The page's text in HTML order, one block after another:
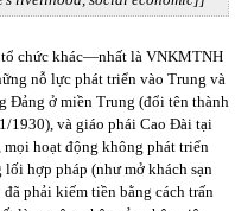
chức khác—nhất là VNKMTNH
nỗ lực phát triển vào Trung và
Đảng ở miền Trung (đổi tên thành
1930), và giáo phái Cao Đài tại
hoạt động không phát triển
hợp pháp (như mở khách sạn
phải kiếm tiền bằng cách trấn